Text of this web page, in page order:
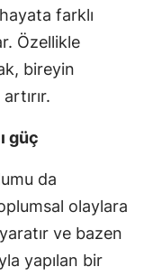
farklı
Özellikle
bireyin
güç
da
olaylara
ve bazen
yapılan bir